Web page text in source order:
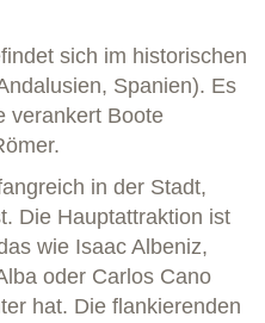
sich im historischen
Spanien). Es
verankert Boote
in der Stadt,
Die Hauptattraktion ist
wie Isaac Albeniz,
oder Carlos Cano
hat. Die flankierenden